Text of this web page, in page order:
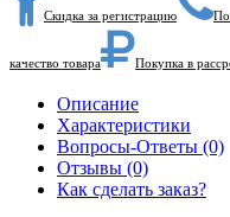
Скидка за регистрацию
качество товара Покупка в
Описание
Характеристики
Вопросы-Ответы (0)
Отзывы (0)
Как сделать заказ?